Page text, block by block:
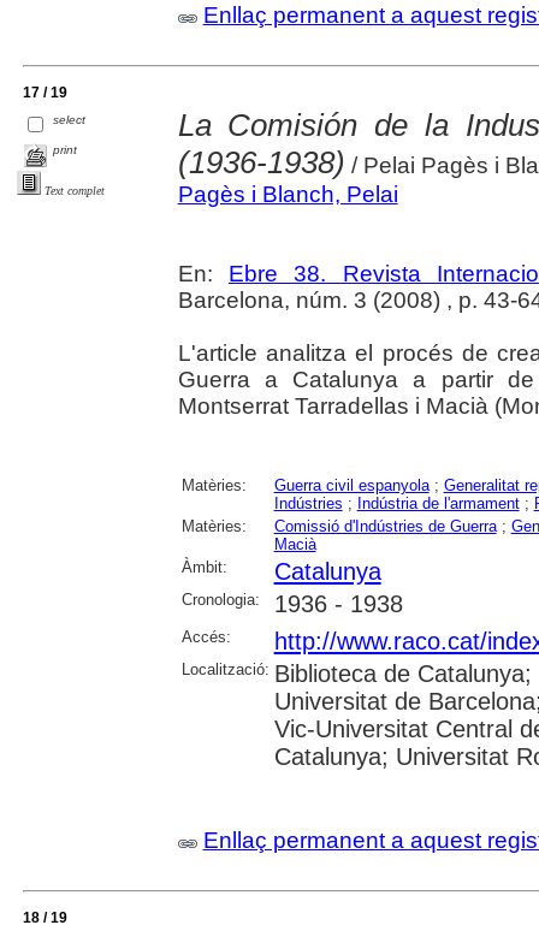
Enllaç permanent a aquest
17 / 19
select
print
Text complet
La Comisión de la
(1936-1938) / Pelai Pagès i
Pagès i Blanch, Pelai
En: Ebre 38. Revista
Barcelona, núm. 3 (2008) , p. 43-
L'article analitza el procés de
Guerra a Catalunya a partir
Montserrat Tarradellas i Macià
Matèries: Guerra civil espanyola; Generalitat
Indústries ; Indústria de l'armament;
Matèries:
Comissió d'Indústries de Guerra;
Macià
Àmbit:
Catalunya
Cronologia: 1936 - 1938
Accés: http://www.raco.cat/
Localització: Biblioteca de
Universitat de
Vic-Universitat Central
Catalunya; Universitat
Enllaç permanent a aquest
18 / 19